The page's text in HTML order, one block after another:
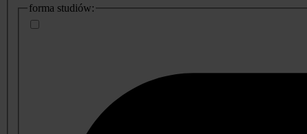
dodatkowe
informacje
forma studiów: